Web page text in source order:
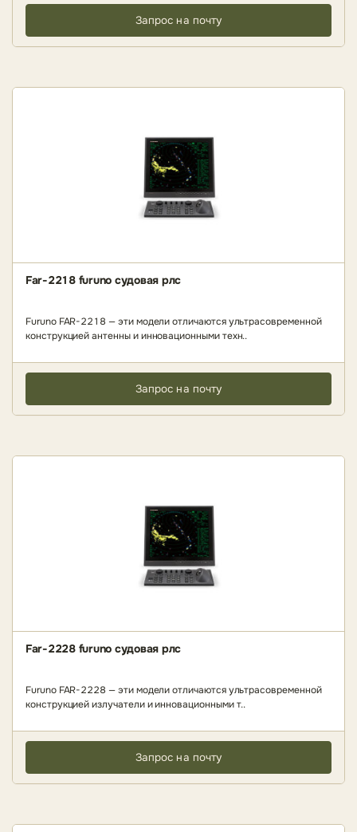
Запрос на почту
Far-2218 furuno судовая рлс
Furuno FAR-2218 — эти модели отличаются ультрасовременной
конструкцией антенны и инновационными техн..
Запрос на почту
Far-2228 furuno судовая рлс
Furuno FAR-2228 — эти модели отличаются ультрасовременной
конструкцией излучатели и инновационными т..
Запрос на почту